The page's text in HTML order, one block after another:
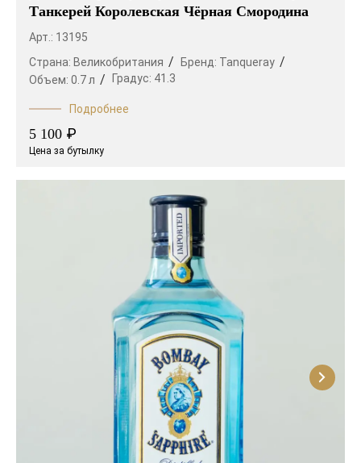
Танкерей Королевская Чёрная Смородина
Арт.: 13195
Страна: Великобритания Бренд: Tanqueray
Объем: 0.7 л Градус: 41.3
Подробнее
5 100 ₽
Цена за бутылку